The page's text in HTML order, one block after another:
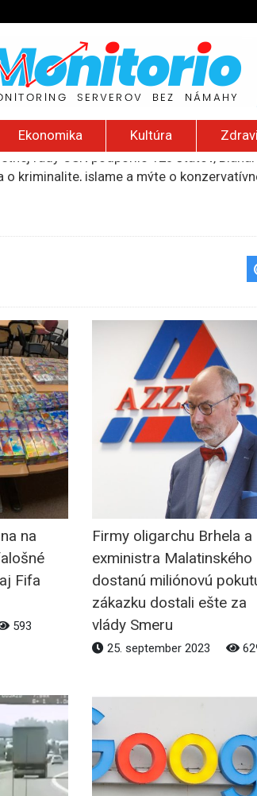
Ekonomika Kultúra
o kriminalite, islame a mýte o
na
Fifa
593
Firmy oligarchu Brhela a
exministra Malatinského
dostanú miliónovú
zákazku dostali ešte za
vlády Smeru
25. september 2023